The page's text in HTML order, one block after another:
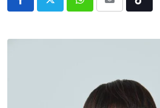
Whatsapp
Share
Email
Tiktok